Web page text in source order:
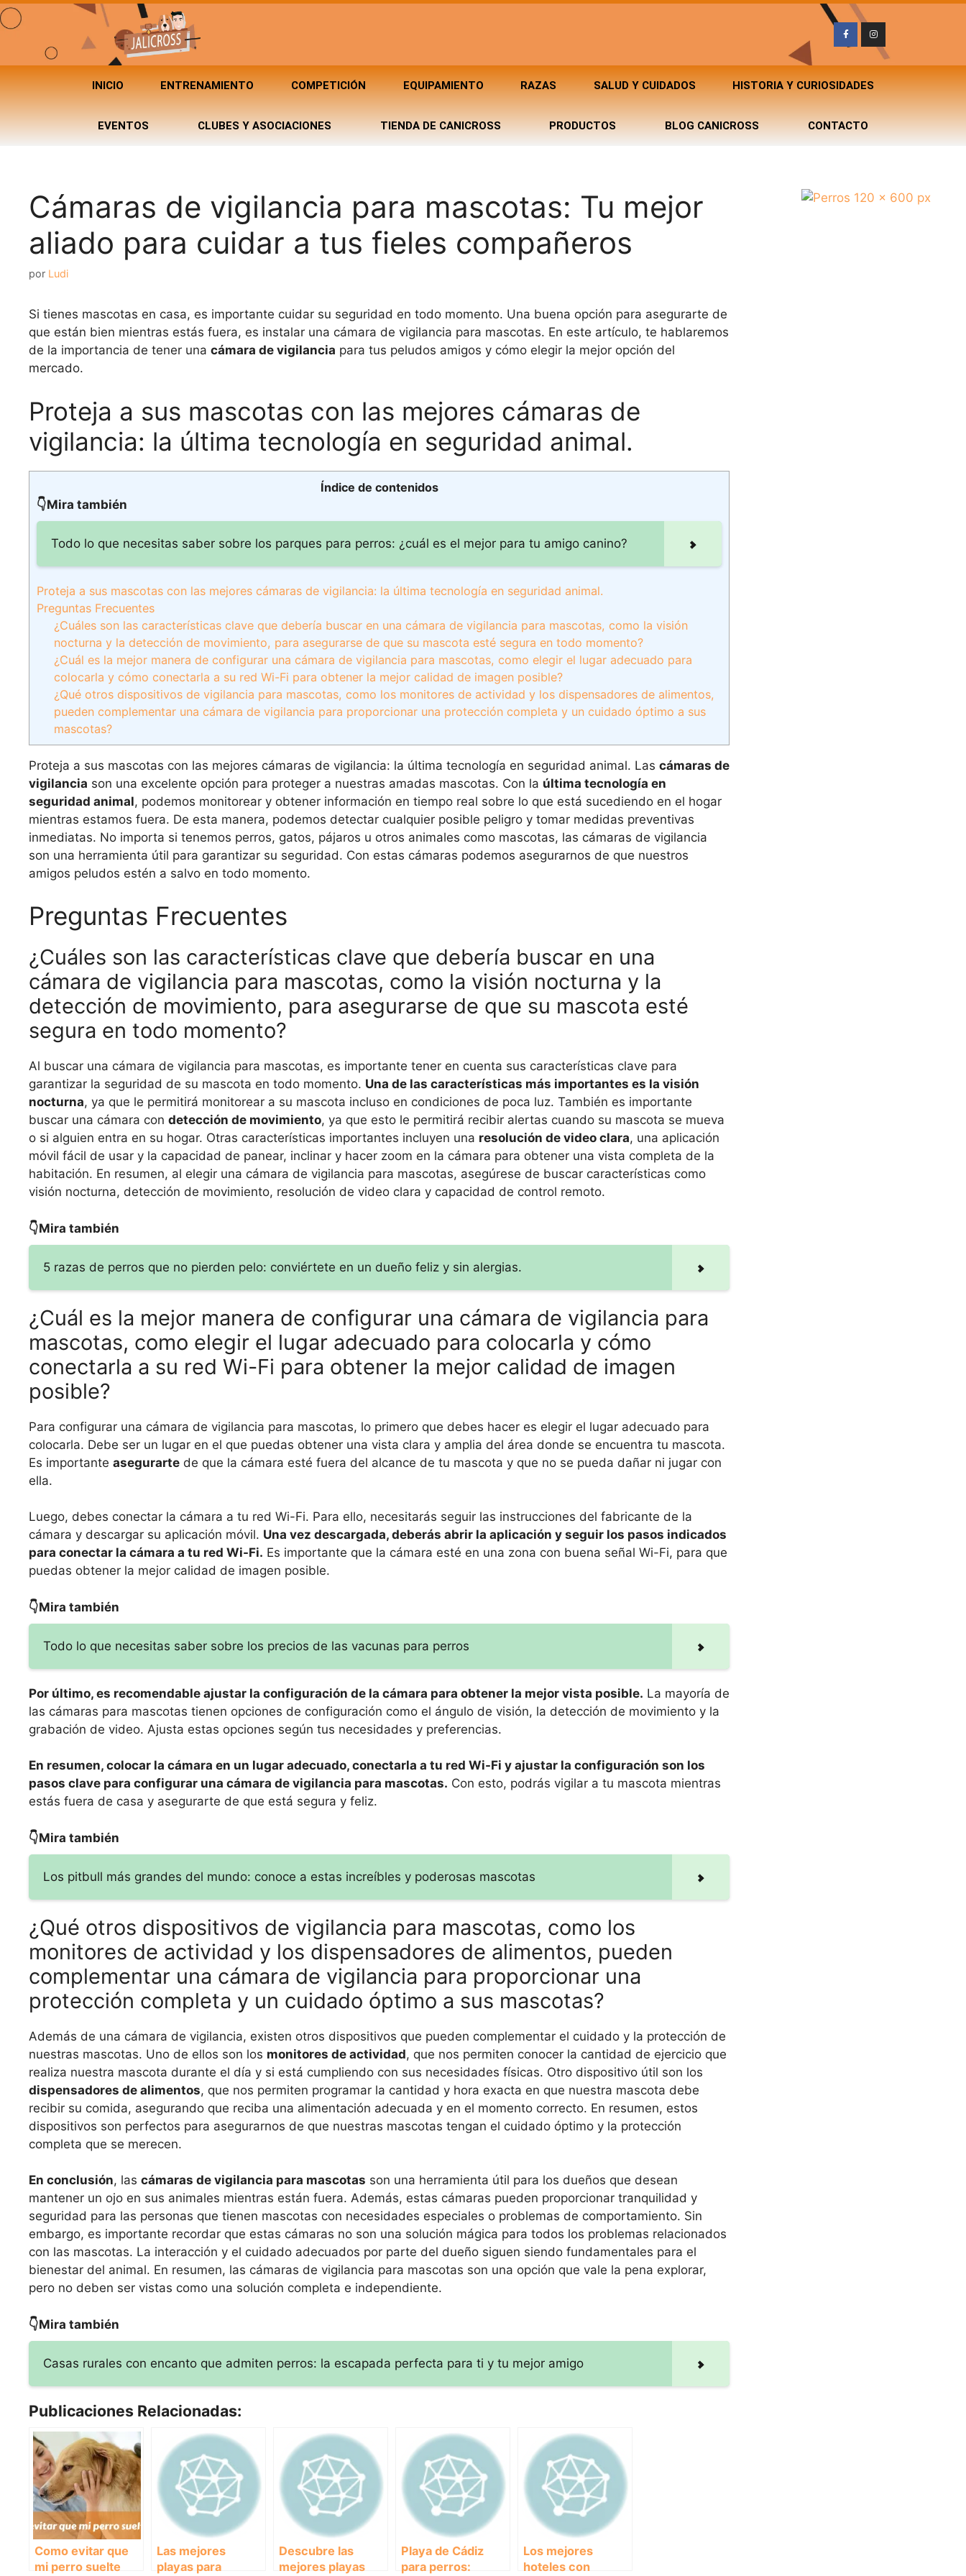
INICIO ENTRENAMIENTO COMPETICIÓN EQUIPAMIENTO RAZAS SALUD Y CUIDADOS HISTORIA Y CURIOSIDADES
EVENTOS CLUBES Y ASOCIACIONES TIENDA DE CANICROSS PRODUCTOS BLOG CANICROSS CONTACTO
Cámaras de vigilancia para mascotas: Tu mejor
aliado para cuidar a tus fieles compañeros
por Ludi
Si tienes mascotas en casa, es importante cuidar su seguridad en todo momento. Una buena opción para asegurarte de
que están bien mientras estás fuera, es instalar una cámara de vigilancia para mascotas. En este artículo, te hablaremos
de la importancia de tener una cámara de vigilancia para tus peludos amigos y cómo elegir la mejor opción del
mercado.
Proteja a sus mascotas con las mejores cámaras de
vigilancia: la última tecnología en seguridad animal.
Índice de contenidos
👇Mira también
Todo lo que necesitas saber sobre los parques para perros: ¿cuál es el mejor para tu amigo canino?
Proteja a sus mascotas con las mejores cámaras de vigilancia: la última tecnología en seguridad animal.
Preguntas Frecuentes
¿Cuáles son las características clave que debería buscar en una cámara de vigilancia para mascotas, como la visión
nocturna y la detección de movimiento, para asegurarse de que su mascota esté segura en todo momento?
¿Cuál es la mejor manera de configurar una cámara de vigilancia para mascotas, como elegir el lugar adecuado para
colocarla y cómo conectarla a su red Wi-Fi para obtener la mejor calidad de imagen posible?
¿Qué otros dispositivos de vigilancia para mascotas, como los monitores de actividad y los dispensadores de alimentos,
pueden complementar una cámara de vigilancia para proporcionar una protección completa y un cuidado óptimo a sus
mascotas?
Proteja a sus mascotas con las mejores cámaras de vigilancia: la última tecnología en seguridad animal. Las cámaras de
vigilancia son una excelente opción para proteger a nuestras amadas mascotas. Con la última tecnología en
seguridad animal, podemos monitorear y obtener información en tiempo real sobre lo que está sucediendo en el hogar
mientras estamos fuera. De esta manera, podemos detectar cualquier posible peligro y tomar medidas preventivas
inmediatas. No importa si tenemos perros, gatos, pájaros u otros animales como mascotas, las cámaras de vigilancia
son una herramienta útil para garantizar su seguridad. Con estas cámaras podemos asegurarnos de que nuestros
amigos peludos estén a salvo en todo momento.
Preguntas Frecuentes
¿Cuáles son las características clave que debería buscar en una
cámara de vigilancia para mascotas, como la visión nocturna y la
detección de movimiento, para asegurarse de que su mascota esté
segura en todo momento?
Al buscar una cámara de vigilancia para mascotas, es importante tener en cuenta sus características clave para
garantizar la seguridad de su mascota en todo momento. Una de las características más importantes es la visión
nocturna, ya que le permitirá monitorear a su mascota incluso en condiciones de poca luz. También es importante
buscar una cámara con detección de movimiento, ya que esto le permitirá recibir alertas cuando su mascota se mueva
o si alguien entra en su hogar. Otras características importantes incluyen una resolución de video clara, una aplicación
móvil fácil de usar y la capacidad de panear, inclinar y hacer zoom en la cámara para obtener una vista completa de la
habitación. En resumen, al elegir una cámara de vigilancia para mascotas, asegúrese de buscar características como
visión nocturna, detección de movimiento, resolución de video clara y capacidad de control remoto.
👇Mira también
5 razas de perros que no pierden pelo: conviértete en un dueño feliz y sin alergias.
¿Cuál es la mejor manera de configurar una cámara de vigilancia para
mascotas, como elegir el lugar adecuado para colocarla y cómo
conectarla a su red Wi-Fi para obtener la mejor calidad de imagen
posible?
Para configurar una cámara de vigilancia para mascotas, lo primero que debes hacer es elegir el lugar adecuado para
colocarla. Debe ser un lugar en el que puedas obtener una vista clara y amplia del área donde se encuentra tu mascota.
Es importante asegurarte de que la cámara esté fuera del alcance de tu mascota y que no se pueda dañar ni jugar con
ella.
Luego, debes conectar la cámara a tu red Wi-Fi. Para ello, necesitarás seguir las instrucciones del fabricante de la
cámara y descargar su aplicación móvil. Una vez descargada, deberás abrir la aplicación y seguir los pasos indicados
para conectar la cámara a tu red Wi-Fi. Es importante que la cámara esté en una zona con buena señal Wi-Fi, para que
puedas obtener la mejor calidad de imagen posible.
👇Mira también
Todo lo que necesitas saber sobre los precios de las vacunas para perros
Por último, es recomendable ajustar la configuración de la cámara para obtener la mejor vista posible. La mayoría de
las cámaras para mascotas tienen opciones de configuración como el ángulo de visión, la detección de movimiento y la
grabación de video. Ajusta estas opciones según tus necesidades y preferencias.
En resumen, colocar la cámara en un lugar adecuado, conectarla a tu red Wi-Fi y ajustar la configuración son los
pasos clave para configurar una cámara de vigilancia para mascotas. Con esto, podrás vigilar a tu mascota mientras
estás fuera de casa y asegurarte de que está segura y feliz.
👇Mira también
Los pitbull más grandes del mundo: conoce a estas increíbles y poderosas mascotas
¿Qué otros dispositivos de vigilancia para mascotas, como los
monitores de actividad y los dispensadores de alimentos, pueden
complementar una cámara de vigilancia para proporcionar una
protección completa y un cuidado óptimo a sus mascotas?
Además de una cámara de vigilancia, existen otros dispositivos que pueden complementar el cuidado y la protección de
nuestras mascotas. Uno de ellos son los monitores de actividad, que nos permiten conocer la cantidad de ejercicio que
realiza nuestra mascota durante el día y si está cumpliendo con sus necesidades físicas. Otro dispositivo útil son los
dispensadores de alimentos, que nos permiten programar la cantidad y hora exacta en que nuestra mascota debe
recibir su comida, asegurando que reciba una alimentación adecuada y en el momento correcto. En resumen, estos
dispositivos son perfectos para asegurarnos de que nuestras mascotas tengan el cuidado óptimo y la protección
completa que se merecen.
En conclusión, las cámaras de vigilancia para mascotas son una herramienta útil para los dueños que desean
mantener un ojo en sus animales mientras están fuera. Además, estas cámaras pueden proporcionar tranquilidad y
seguridad para las personas que tienen mascotas con necesidades especiales o problemas de comportamiento. Sin
embargo, es importante recordar que estas cámaras no son una solución mágica para todos los problemas relacionados
con las mascotas. La interacción y el cuidado adecuados por parte del dueño siguen siendo fundamentales para el
bienestar del animal. En resumen, las cámaras de vigilancia para mascotas son una opción que vale la pena explorar,
pero no deben ser vistas como una solución completa e independiente.
👇Mira también
Casas rurales con encanto que admiten perros: la escapada perfecta para ti y tu mejor amigo
Publicaciones Relacionadas:
Como evitar que
mi perro suelte
Las mejores
playas para
Descubre las
mejores playas
Playa de Cádiz
para perros:
Los mejores
hoteles con